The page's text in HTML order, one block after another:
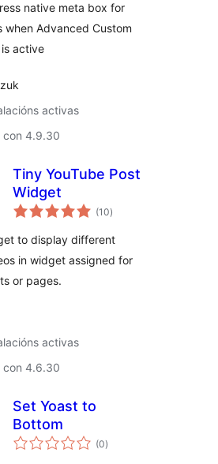
native meta box for
when Advanced Custom
active
activas
con 4.9.30
Tiny YouTube Post
Widget
(10valoracións
totais
)
to display different
in widget assigned for
or pages.
activas
con 4.6.30
Set Yoast to
Bottom
(0valoracións
totais
)